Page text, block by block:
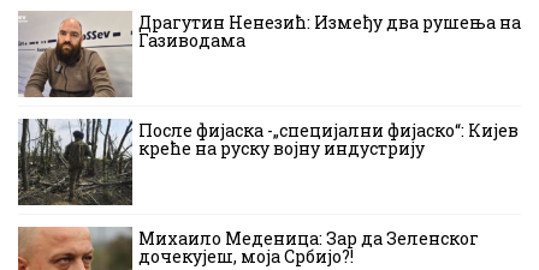
Драгутин Ненезић: Између два рушења на
Газиводама
После фијаска -„специјални фијаско“: Кијев
креће на руску војну индустрију
Михаило Меденица: Зар да Зеленског
дочекујеш, моја Србијо?!